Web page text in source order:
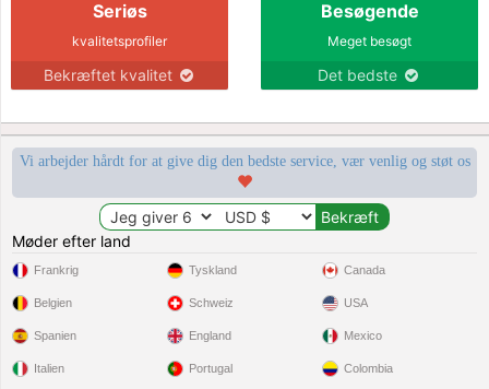
Seriøs
kvalitetsprofiler
Bekræftet kvalitet
Besøgende
Meget besøgt
Det bedste
Vi arbejder hårdt for at give dig den bedste service, vær venlig og støt os
Møder efter land
Frankrig
Belgien
Spanien
Italien
Tyskland
Schweiz
England
Portugal
Canada
USA
Mexico
Colombia